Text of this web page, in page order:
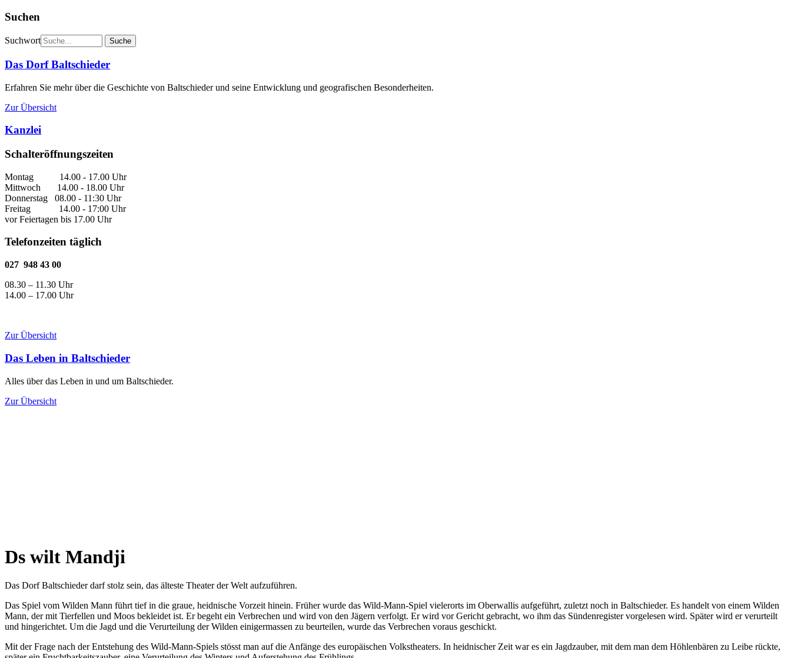
Suchen
Suchwort
Das Dorf Baltschieder
Erfahren Sie mehr über die Geschichte von Baltschieder und seine Entwicklung und geografischen Besonderheiten.
Zur Übersicht
Kanzlei
Schalteröffnungszeiten
Montag 14.00 - 17.00 Uhr
Mittwoch 14.00 - 18.00 Uhr
Donnerstag 08.00 - 11:30 Uhr
Freitag 14.00 - 17:00 Uhr
vor Feiertagen bis 17.00 Uhr
Telefonzeiten täglich
027 948 43 00
08.30 – 11.30 Uhr
14.00 – 17.00 Uhr
Zur Übersicht
Das Leben in Baltschieder
Alles über das Leben in und um Baltschieder.
Zur Übersicht
Ds wilt Mandji
Das Dorf Baltschieder darf stolz sein, das älteste Theater der Welt aufzuführen.
Das Spiel vom Wilden Mann führt tief in die graue, heidnische Vorzeit hinein. Früher wurde das Wild-Mann-Spiel vielerorts im Oberwallis aufgeführt, zuletzt noch in Baltschieder. Es handelt von einem Wilden
Mann, der mit Tierfellen und Moos bekleidet ist. Er begeht ein Verbrechen und wird von den Jägern verfolgt. Er wird vor Gericht gebracht, wo ihm das Sündenregister vorgelesen wird. Später wird er verurteilt
und hingerichtet. Um die Jagd und die Verurteilung der Wilden einigermassen zu beurteilen, wurde das Verbrechen voraus geschickt.
Mit der Frage nach der Entstehung des Wild-Mann-Spiels stösst man auf die Anfänge des europäischen Volkstheaters. In heidnischer Zeit war es ein Jagdzauber, mit dem man dem Höhlenbären zu Leibe rückte,